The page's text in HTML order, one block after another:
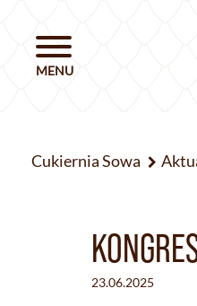
Cukiernia Sowa
23.06.2025